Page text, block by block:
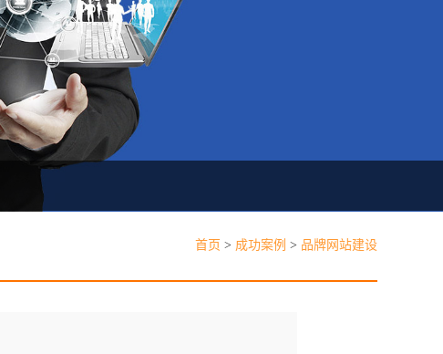
网络营销
微信公众平台
APP/小程序
系统开发
进销存新零售
常见问题
首页 > 成功案例 > 品牌网站建设